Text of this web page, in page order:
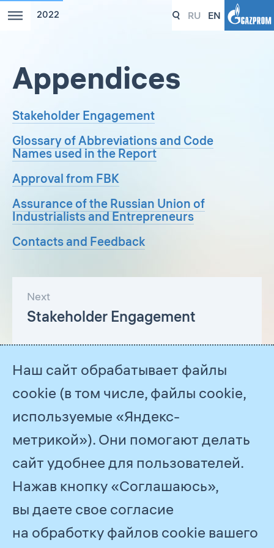
2022 RU EN
Appendices
Stakeholder Engagement
Glossary of Abbreviations and Code
Names used in the Report
Approval from FBK
Assurance of the Russian Union of
Industrialists and Entrepreneurs
Contacts and Feedback
Next
Stakeholder Engagement
© 2026PJSC Gazprom
Feedback
Наш сайт обрабатывает файлы
cookie (в том числе, файлы cookie,
используемые «Яндекс-
метрикой»). Они помогают делать
сайт удобнее для пользователей.
Нажав кнопку «Соглашаюсь»,
вы даете свое согласие
на обработку файлов cookie вашего